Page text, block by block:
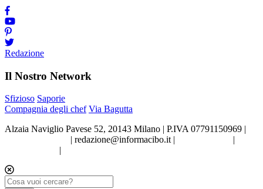
Redazione
Il Nostro Network
Sfizioso Saporie
Compagnia degli chef Via Bagutta
Alzaia Naviglio Pavese 52, 20143 Milano | P.IVA 07791150969 |
| redazione@informacibo.it |
|
|